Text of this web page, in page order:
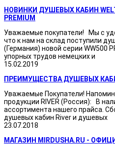
НОВИНКИ ДУШЕВЫХ КАБИН
PREMIUM
Уважаемые покупатели! Мы с
что к нам на склад поступили
(Германия) новой серии WW500
упорных трудов немецких и
15.02.2019
ПРЕИМУЩЕСТВА ДУШЕВЫХ
Уважаемые Покупатели!
продукции RIVER (Россия): В
ассортимента нашего прайса.
душевых кабин River и душевых
23.07.2018
МАГАЗИН MIRDUSHA.RU -